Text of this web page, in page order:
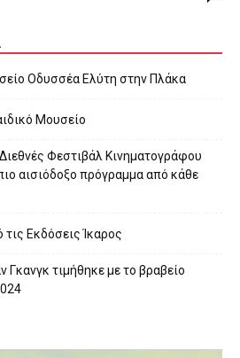
Οδυσσέα Ελύτη στην Πλάκα
Μουσείο
Φεστιβάλ Κινηματογράφου
αισιόδοξο πρόγραμμα από κάθε
Εκδόσεις Ίκαρος
Γκανγκ τιμήθηκε με το βραβείο